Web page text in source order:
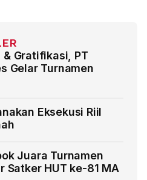
Gratifikasi, PT
Gelar Turnamen
Eksekusi Riil
Juara Turnamen
Satker HUT ke-81 MA